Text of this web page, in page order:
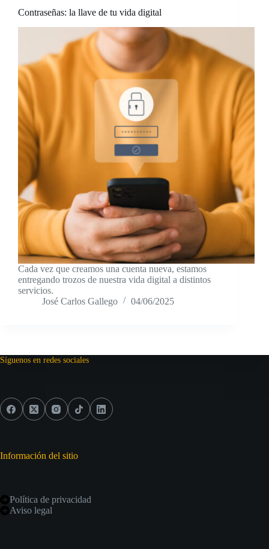
Contraseñas: la llave de tu vida digital
Cada vez que creamos una cuenta nueva, estamos
entregando trozos de nuestra vida digital a distintos
servicios.
José Carlos Gallego
04/06/2025
Síguenos en redes sociales
Información del sitio
Política de privacidad
Aviso legal